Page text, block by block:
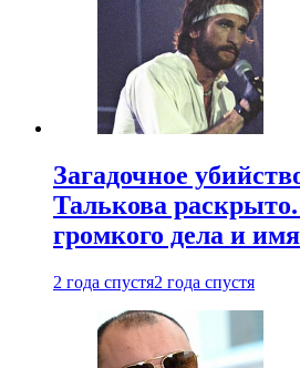
Загадочное
Талькова
громкого дела и
2 года спустя2 года спустя